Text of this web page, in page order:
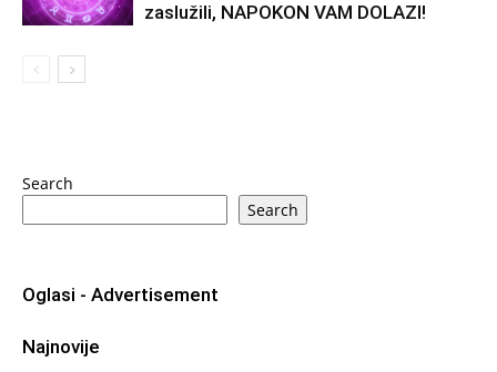
zaslužili, NAPOKON VAM DOLAZI!
Search
Search
Oglasi - Advertisement
Najnovije